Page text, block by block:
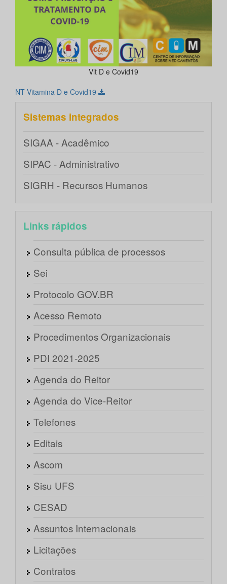
Vit D e Covid19
NT Vitamina D e Covid19
Sistemas integrados
SIGAA - Acadêmico
SIPAC - Administrativo
SIGRH - Recursos Humanos
Links rápidos
Consulta pública de processos
Sei
Protocolo GOV.BR
Acesso Remoto
Procedimentos Organizacionais
PDI 2021-2025
Agenda do Reitor
Agenda do Vice-Reitor
Telefones
Editais
Ascom
Sisu UFS
CESAD
Assuntos Internacionais
Licitações
Contratos